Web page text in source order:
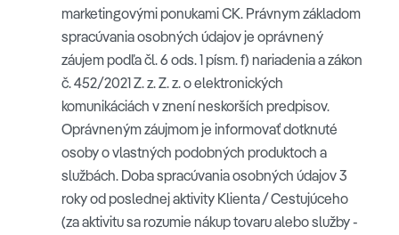
marketingovými ponukami CK. Právnym základom
spracúvania osobných údajov je oprávnený
záujem podľa čl. 6 ods. 1 písm. f) nariadenia a zákon
č. 452/2021 Z. z. Z. z. o elektronických
komunikáciách v znení neskorších predpisov.
Oprávneným záujmom je informovať dotknuté
osoby o vlastných podobných produktoch a
službách. Doba spracúvania osobných údajov 3
roky od poslednej aktivity Klienta / Cestujúceho
(za aktivitu sa rozumie nákup tovaru alebo služby -